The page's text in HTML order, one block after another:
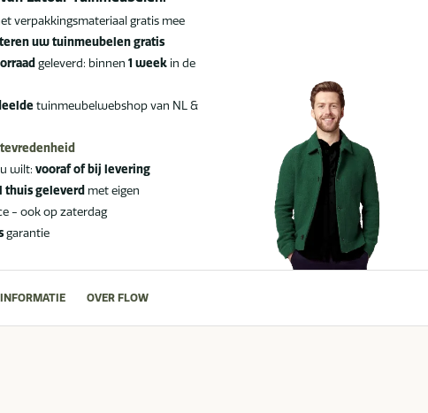
verpakkingsmateriaal gratis mee
uw tuinmeubelen gratis
geleverd: binnen1 week in de
tuinmeubelwebshop van NL &
u wilt:vooraf of bij levering
thuis geleverd met eigen
- ook op zaterdag
garantie
OVER FLOW